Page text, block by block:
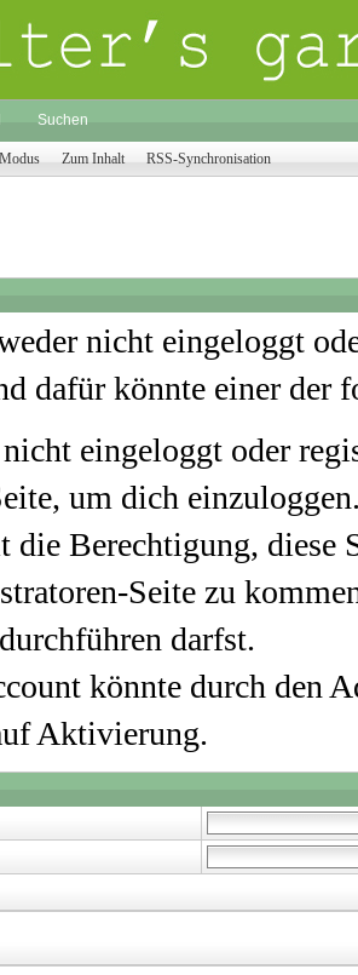
Suchen
Zum Inhalt RSS-Synchronisation
nicht eingeloggt
dafür könnte einer der
eingeloggt oder
um dich
Berechtigung, diese
Seite zu
darfst.
könnte durch den
Aktivierung.